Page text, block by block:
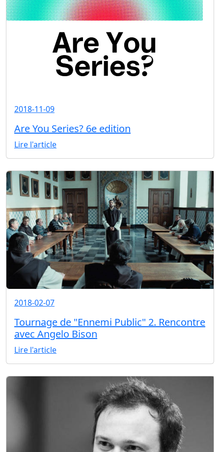
2018-11-09
Are You Series? 6e edition
Lire l'article
2018-02-07
Tournage de "Ennemi Public" 2. Rencontre
avec Angelo Bison
Lire l'article